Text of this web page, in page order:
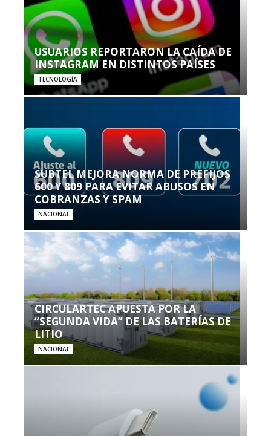
USUARIOS REPORTARON LA CAÍDA DE
INSTAGRAM EN DISTINTOS PAÍSES
TECNOLOGÍA
SUBTEL MEJORA NORMA DE PREFIJOS
600 Y 809 PARA EVITAR ABUSOS EN
COBRANZAS Y SPAM
NACIONAL
CIRCULARTEC APUESTA POR LA
“SEGUNDA VIDA” DE LAS BATERÍAS DE
LITIO
NACIONAL